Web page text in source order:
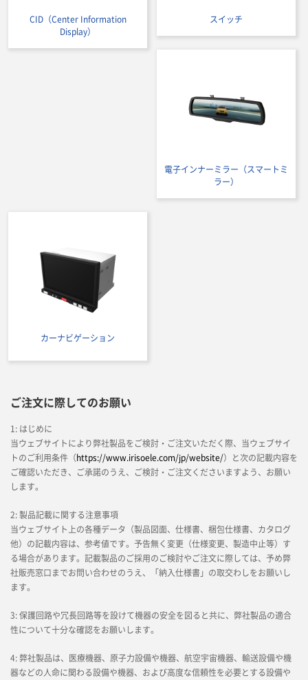
CID（Center Information
Display）
スイッチ
電子インナーミラー（スマートミ
ラー）
カーナビゲーション
ご注文に際してのお願い
1: はじめに
当ウェブサイトにより弊社製品をご検討・ご注文いただく際、当ウェブサイ
トのご利用条件（https://www.irisoele.com/jp/website/）と次の記載内容を
ご確認いただき、ご承諾のうえ、ご検討・ご注文くださいますよう、お願い
します。
2: 製品記載に関する注意事項
当ウェブサイト上の各種データ（製品図面、仕様書、梱包仕様書、カタログ
他）の記載内容は、参考値です。予告無く変更（仕様変更、製造中止等）す
る場合があります。記載製品のご採用のご検討やご注文に際しては、予め弊
社販売窓口までお問い合わせのうえ、「納入仕様書」の取交わしをお願いし
ます。
3: 保護回路や冗長回路等を設けて機器の安全を図ると共に、弊社製品の適合
性について十分な確認をお願いします。
4: 弊社製品は、医療機器、原子力設備や機器、航空宇宙機器、輸送設備や機
器などの人命に関わる設備や機器、および高度な信頼性を必要とする設備や